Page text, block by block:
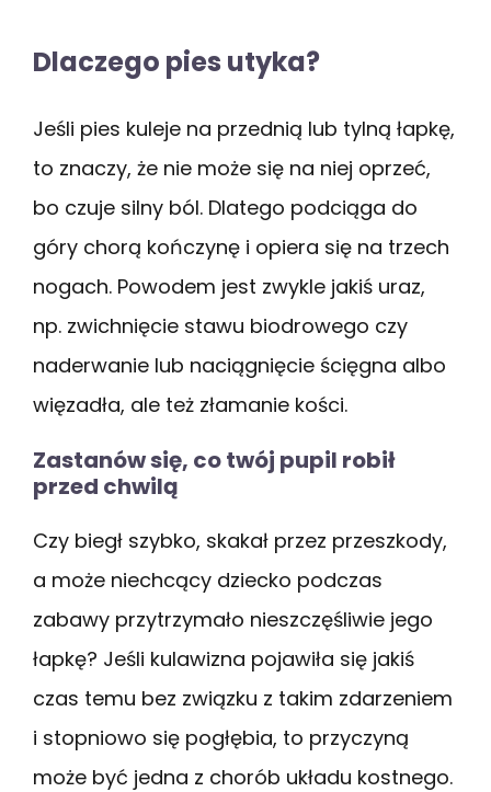
Dlaczego pies utyka?
Jeśli pies kuleje na przednią lub tylną łapkę,
to znaczy, że nie może się na niej oprzeć,
bo czuje silny ból. Dlatego podciąga do
góry chorą kończynę i opiera się na trzech
nogach. Powodem jest zwykle jakiś uraz,
np. zwichnięcie stawu biodrowego czy
naderwanie lub naciągnięcie ścięgna albo
więzadła, ale też złamanie kości.
Zastanów się, co twój pupil robił
przed chwilą
Czy biegł szybko, skakał przez przeszkody,
a może niechcący dziecko podczas
zabawy przytrzymało nieszczęśliwie jego
łapkę? Jeśli kulawizna pojawiła się jakiś
czas temu bez związku z takim zdarzeniem
i stopniowo się pogłębia, to przyczyną
może być jedna z chorób układu kostnego.